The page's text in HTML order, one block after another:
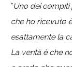
“Uno dei
che ho ricevuto
esattamente la
La verità è che